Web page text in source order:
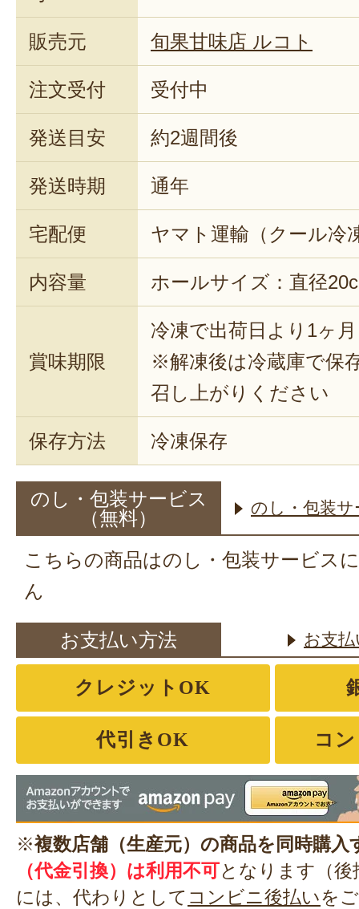
販売元 旬果甘味店 ルコト
注文受付 受付中
発送目安 約2週間後
発送時期 通年
宅配便 ヤマト運輸（クール冷
内容量 ホールサイズ：直径
賞味期限
冷凍で出荷日より1ヶ月
※解凍後は冷蔵庫で保
召し上がりください
保存方法 冷凍保存
のし・包装サービス
（無料）
のし・包装
こちらの商品はのし・包装サービス
ん
お支払い方法 お支
クレジットOK
代引きOK コ
※複数店舗（生産元）の商品を同時購入
（代金引換）は利用不可 となります（
には、代わりとして コンビニ後払いを